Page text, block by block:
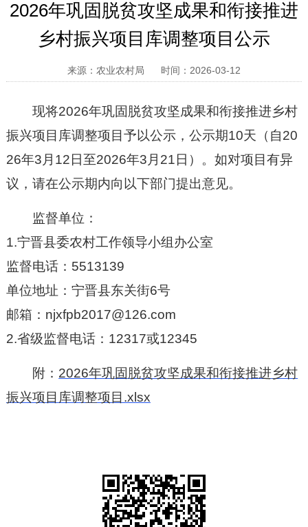
2026年巩固脱贫攻坚成果和衔接推进
乡村振兴项目库调整项目公示
来源：农业农村局 时间：2026-03-12
现将2026年巩固脱贫攻坚成果和衔接推进乡村
振兴项目库调整项目予以公示，公示期10天（自20
26年3月12日至2026年3月21日）。如对项目有异
议，请在公示期内向以下部门提出意见。
监督单位：
1.宁晋县委农村工作领导小组办公室
监督电话：5513139
单位地址：宁晋县东关街6号
邮箱：njxfpb2017@126.com
2.省级监督电话：12317或12345
附： 2026年巩固脱贫攻坚成果和衔接推进乡村
振兴项目库调整项目.xlsx